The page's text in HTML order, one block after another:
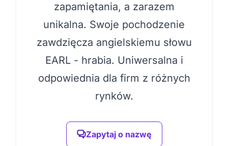
zapamiętania, a zarazem
unikalna. Swoje pochodzenie
zawdzięcza angielskiemu słowu
EARL - hrabia. Uniwersalna i
odpowiednia dla firm z różnych
rynków.
Zapytaj o nazwę